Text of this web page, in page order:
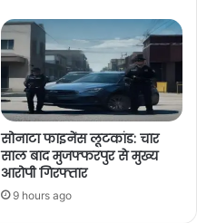
सोनाटा फाइनेंस लूटकांड: चार
साल बाद मुजफ्फरपुर से मुख्य
आरोपी गिरफ्तार
9 hours ago